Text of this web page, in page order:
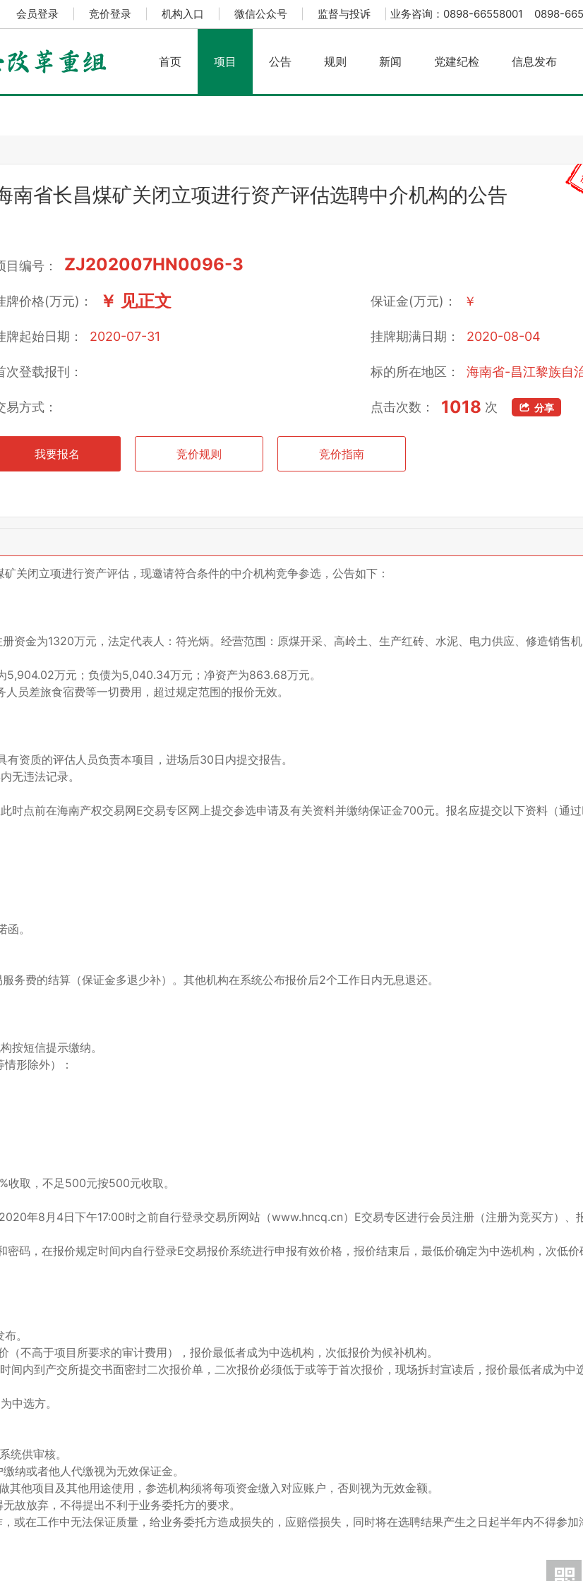
会员登录 竞价登录 机构入口 微信公众号 监督与投诉 业务咨询：0898-66558001 0898-
首页 项目 公告 规则 新闻 党建纪检 信息发布
南省长昌煤矿关闭立项进行资产评估选聘中介机构的公告
目编号： ZJ202007HN0096-3
牌价格(万元)： ￥ 见正文 保证金(万元)： ￥
牌起始日期： 2020-07-31 挂牌期满日期： 2020-08-04
次登载报刊： 标的所在地区： 海南省-昌江黎族自
易方式： 点击次数： 1018 次 分享
我要报名 竞价规则 竞价指南
关闭立项进行资产评估，现邀请符合条件的中介机构竞争参选，公告如下：
资金为1320万元，法定代表人：符光炳。经营范围：原煤开采、高岭土、生产红砖、水泥、电力供应、修造销售
万元；负债为5,040.34万元；净资产为863.68万元。
员差旅食宿费等一切费用，超过规定范围的报价无效。
资质的评估人员负责本项目，进场后30日内提交报告。
无违法记录。
点前在海南产权交易网E交易专区网上提交参选申请及有关资料并缴纳保证金700元。报名应提交以下资料（通
。
费的结算（保证金多退少补）。其他机构在系统公布报价后2个工作日内无息退还。
按短信提示缴纳。
形除外）：
收取，不足500元按500元收取。
年8月4日下午17:00时之前自行登录交易所网站（www.hncq.cn）E交易专区进行会员注册（注册为竞买方）、
密码，在报价规定时间内自行登录E交易报价系统进行申报有效价格，报价结束后，最低价确定为中选机构，次低
。
不高于项目所要求的审计费用），报价最低者成为中选机构，次低报价为候补机构。
内到产交所提交书面密封二次报价单，二次报价必须低于或等于首次报价，现场拆封宣读后，报价最低者成为中
中选方。
统供审核。
纳或者他人代缴视为无效保证金。
他项目及其他用途使用，参选机构须将每项资金缴入对应账户，否则视为无效金额。
故放弃，不得提出不利于业务委托方的要求。
或在工作中无法保证质量，给业务委托方造成损失的，应赔偿损失，同时将在选聘结果产生之日起半年内不得参加